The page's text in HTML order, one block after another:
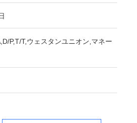
P,T/T,ウェスタンユニオン,マネー